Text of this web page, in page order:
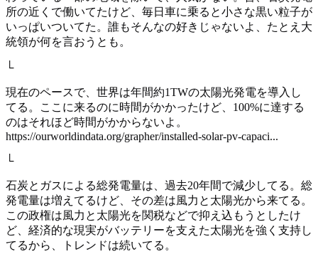
所の近くで働いてたけど、毎日車に乗ると小さな黒い粒子が
いっぱいついてた。誰もそんなの好きじゃないよ、たとえ大
統領が何を言おうとも。
└
現在のペースで、世界は年間約1TWの太陽光発電を導入し
てる。ここに来るのに時間がかかったけど、100%に達する
のはそれほど時間がかからないよ。
https://ourworldindata.org/grapher/installed-solar-pv-capaci...
└
石炭とガスによる総発電量は、過去20年間で減少してる。総
発電量は増えてるけど、その差は風力と太陽光から来てる。
この政権は風力と太陽光を関税などで抑え込もうとしたけ
ど、経済的な現実がバッテリーを支えた太陽光を強く支持し
てるから、トレンドは続いてる。